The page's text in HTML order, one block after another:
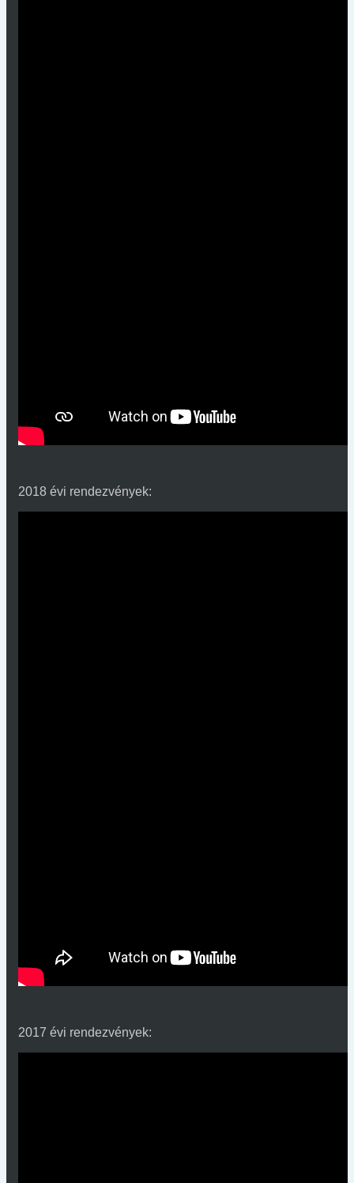
2018 évi rendezvények:
2017 évi rendezvények: